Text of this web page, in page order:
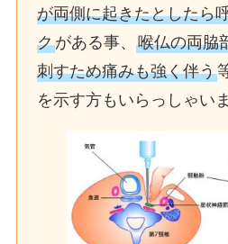
が両側に起きたとしたら
クがある事、喉仏の両脇
刺すため痛みも強く伴う
を示す方もいらっしゃいま